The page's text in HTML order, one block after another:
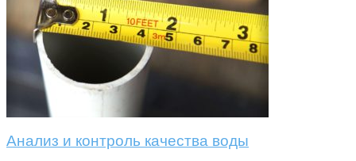
Анализ и контроль качества воды